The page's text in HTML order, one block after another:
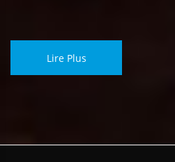
Lire Plus